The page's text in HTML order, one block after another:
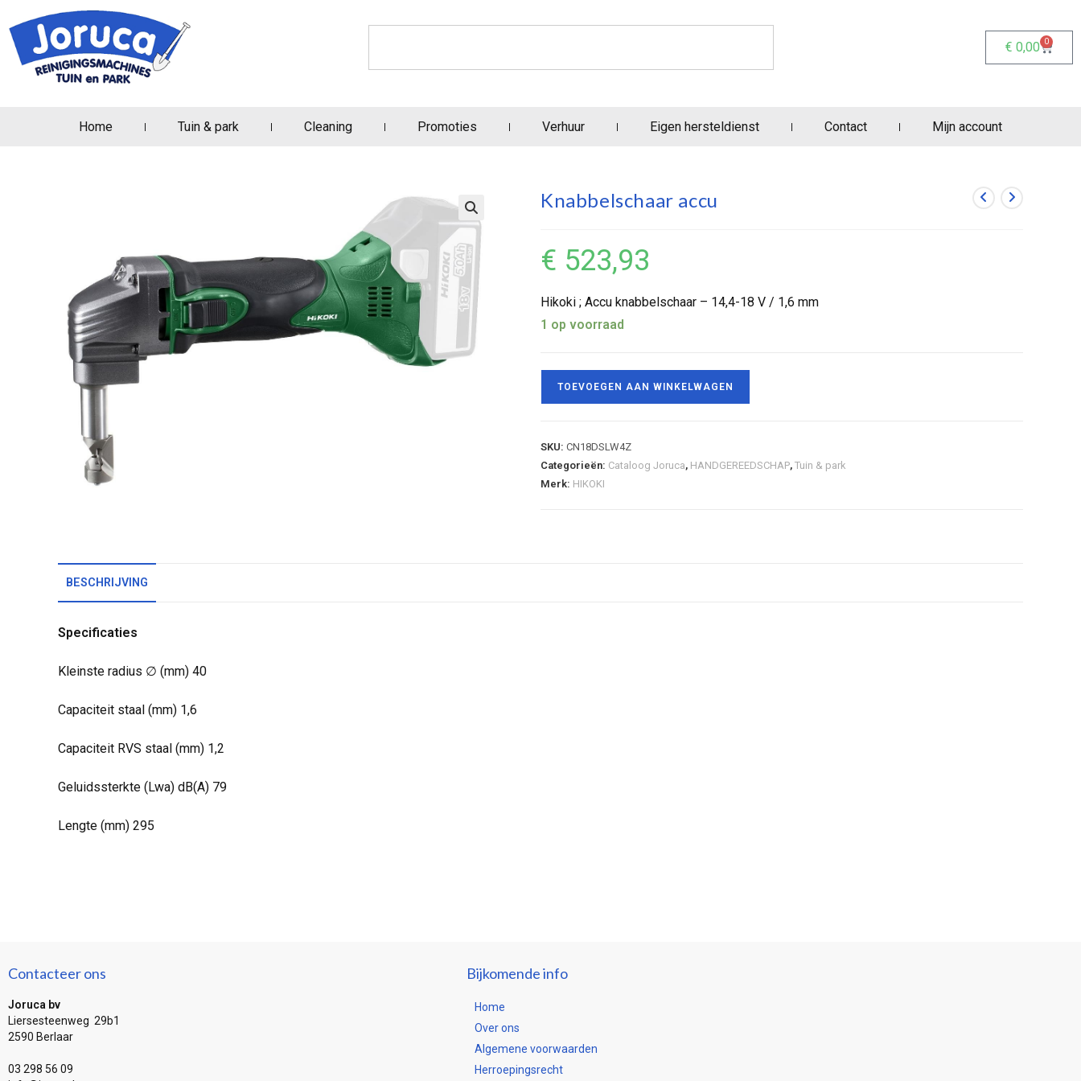
€ 0,00 0
Home Tuin & park Cleaning Promoties Verhuur Eigen hersteldienst Contact Mijn account
Knabbelschaar accu
€ 523,93
Hikoki ; Accu knabbelschaar – 14,4-18 V / 1,6 mm
1 op voorraad
TOEVOEGEN AAN WINKELWAGEN
SKU: CN18DSLW4Z
Categorieën: Cataloog Joruca, HANDGEREEDSCHAP, Tuin & park
Merk: HIKOKI
BESCHRIJVING
Specificaties
Kleinste radius ∅ (mm) 40
Capaciteit staal (mm) 1,6
Capaciteit RVS staal (mm) 1,2
Geluidssterkte (Lwa) dB(A) 79
Lengte (mm) 295
Contacteer ons
Joruca bv
Liersesteenweg 29b1
2590 Berlaar
03 298 56 09
Bijkomende info
Home
Over ons
Algemene voorwaarden
Herroepingsrecht